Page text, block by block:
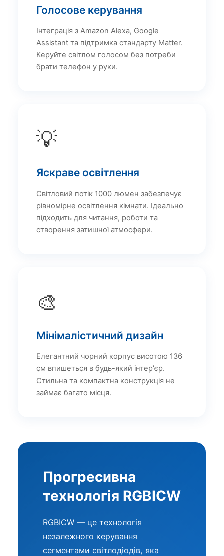
Голосове керування
Інтеграція з Amazon Alexa, Google
Assistant та підтримка стандарту Matter.
Керуйте світлом голосом без потреби
брати телефон у руки.
💡
Яскраве освітлення
Світловий потік 1000 люмен забезпечує
рівномірне освітлення кімнати. Ідеально
підходить для читання, роботи та
створення затишної атмосфери.
🎨
Мінімалістичний дизайн
Елегантний чорний корпус висотою 136
см впишеться в будь-який інтер'єр.
Стильна та компактна конструкція не
займає багато місця.
Прогресивна
технологія RGBICW
RGBICW — це технологія
незалежного керування
сегментами світлодіодів, яка